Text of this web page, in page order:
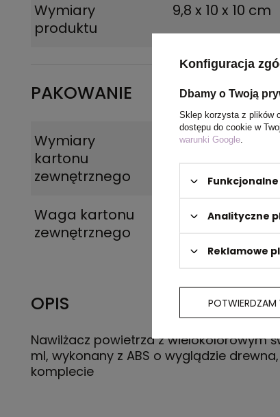
Wymiary
produktu
9,8 x 10 x 10 cm
PAKOWANIE
Wymiary
kartonu
zewnętrznego
22 x 54 x 54 cm
Waga kartonu
zewnętrznego
OPIS
Nawilżacz powietrza z wielokolorowym
ml, wykonany z ABS o wyglądzie
komplecie
Konfiguracja
Dbamy o Twoją
Sklep korzysta z plików
dostępu do cookie w
warunki Google
Analityczne
Reklamowe
POTWIERDZAM